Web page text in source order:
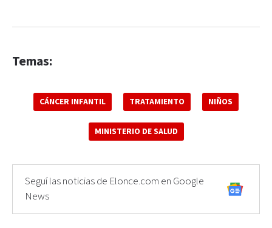
Temas:
CÁNCER INFANTIL TRATAMIENTO NIÑOS
MINISTERIO DE SALUD
Seguí las noticias de Elonce.com en Google
News